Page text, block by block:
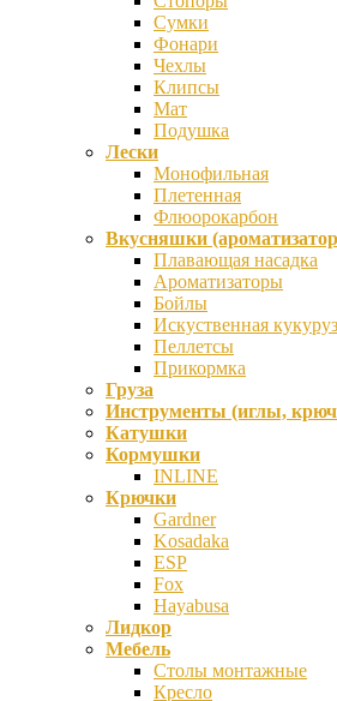
Сумки
Фонари
Чехлы
Клипсы
Мат
Подушка
Лески
Монофильная
Плетенная
Флюорокарбон
Вкусняшки
Плавающая насадка
Ароматизаторы
Бойлы
Искуственная
Пеллетсы
Прикормка
Груза
Инструменты (иглы,
Катушки
Кормушки
INLINE
Крючки
Gardner
Kosadaka
ESP
Fox
Hayabusa
Лидкор
Мебель
Столы монтажные
Кресло